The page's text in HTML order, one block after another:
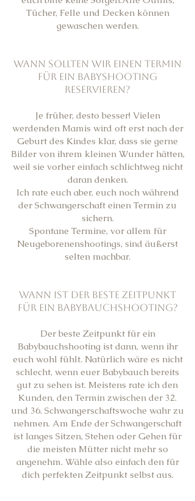
Tücher, Felle und Decken können
gewaschen werden.
Wann sollten wir einen Termin
für ein Babyshooting
reservieren?
Je früher, desto besser! Vielen
werdenden Mamis wird oft erst nach der
Geburt des Kindes klar, dass sie gerne
Bilder von ihrem kleinen Wunder hätten,
weil sie vorher einfach schlichtweg nicht
daran denken.
Ich rate euch aber, euch noch während
der Schwangerschaft einen Termin zu
sichern.
Spontane Termine, vor allem für
Neugeborenenshootings, sind äußerst
selten machbar.
Wann ist der beste Zeitpunkt
für ein Babybauchshooting?
Der beste Zeitpunkt für ein
Babybauchshooting ist dann, wenn ihr
euch wohl fühlt. Natürlich wäre es nicht
schlecht, wenn euer Babybauch bereits
gut zu sehen ist. Meistens rate ich den
Kunden, den Termin zwischen der 32.
und 36. Schwangerschaftswoche wahr zu
nehmen. Am Ende der Schwangerschaft
ist langes Sitzen, Stehen oder Gehen für
die meisten Mütter nicht mehr so
angenehm. Wähle also einfach den für
dich perfekten Zeitpunkt selbst aus.